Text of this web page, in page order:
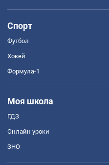
Спорт
Футбол
Хокей
Формула-1
Моя школа
ГДЗ
Онлайн уроки
ЗНО